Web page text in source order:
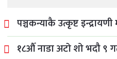
पञ्चकन्याकै उत्कृष्ट इन्द्रायणी
१८औँ नाडा अटो शो भदौ ९